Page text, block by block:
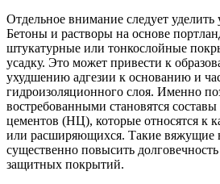
Отдельное внимание следует
Бетоны и растворы на основе
штукатурные или тонкослойные
усадку. Это может привести к
ухудшению адгезии к основанию и
гидроизоляционного слоя. Именно
востребованными становятся
цементов (НЦ), которые относятся к
или расширяющихся. Такие вяжущие
существенно повысить
защитных покрытий.